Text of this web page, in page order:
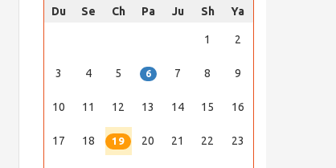
Du Se Ch Pa Ju Sh Ya
1 2
3 4 5 6 7 8 9
10 11 12 13 14 15 16
17 18 19 20 21 22 23